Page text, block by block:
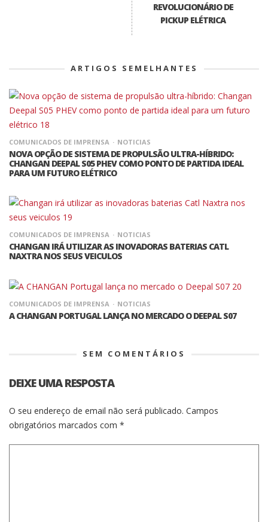
REVOLUCIONÁRIO DE
PICKUP ELÉTRICA
ARTIGOS SEMELHANTES
COMUNICADOS DE IMPRENSA NOTICIAS
NOVA OPÇÃO DE SISTEMA DE PROPULSÃO ULTRA-HÍBRIDO:
CHANGAN DEEPAL S05 PHEV COMO PONTO DE PARTIDA IDEAL
PARA UM FUTURO ELÉTRICO
COMUNICADOS DE IMPRENSA NOTICIAS
CHANGAN IRÁ UTILIZAR AS INOVADORAS BATERIAS CATL
NAXTRA NOS SEUS VEICULOS
COMUNICADOS DE IMPRENSA NOTICIAS
A CHANGAN PORTUGAL LANÇA NO MERCADO O DEEPAL S07
SEM COMENTÁRIOS
DEIXE UMA RESPOSTA
O seu endereço de email não será publicado. Campos
obrigatórios marcados com *